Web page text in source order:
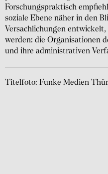
Forschungs­praktisch
soziale Ebene näher in den
Versach­lichungen
werden: die Organi­sationen
und ihre admini­strativen
Titelfoto: Funke Medien